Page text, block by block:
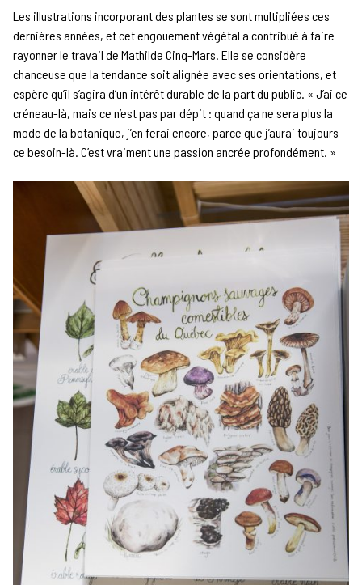
Les illustrations incorporant des plantes se sont multipliées ces
dernières années, et cet engouement végétal a contribué à faire
rayonner le travail de Mathilde Cinq-Mars. Elle se considère
chanceuse que la tendance soit alignée avec ses orientations, et
espère qu’il s’agira d’un intérêt durable de la part du public. « J’ai ce
créneau-là, mais ce n’est pas par dépit : quand ça ne sera plus la
mode de la botanique, j’en ferai encore, parce que j’aurai toujours
ce besoin-là. C’est vraiment une passion ancrée profondément. »